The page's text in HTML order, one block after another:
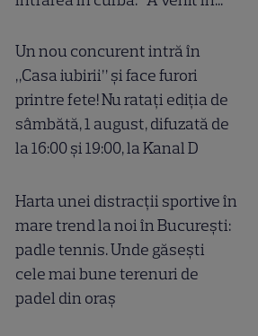
Un nou concurent intră în
„Casa iubirii” și face furori
printre fete! Nu ratați ediția de
sâmbătă, 1 august, difuzată de
la 16:00 și 19:00, la Kanal D
Harta unei distracții sportive în
mare trend la noi în București:
padle tennis. Unde găsești
cele mai bune terenuri de
padel din oraș